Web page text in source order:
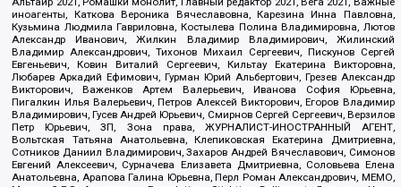
иноагенты, Каткова Вероника Вячеславовна, Карезина Инна Павловна,
Кузьмина Людмила Гавриловна, Костылева Полина Владимировна, Лютов
Александр Иванович, Жилкин Владимир Владимирович, Жилинский
Владимир Александрович, Тихонов Михаил Сергеевич, Пискунов Сергей
Евгеньевич, Ковин Виталий Сергеевич, Кильтау Екатерина Викторовна,
Любарев Аркадий Ефимович, Гурман Юрий Альбертович, Грезев Александр
Викторович, Важенков Артем Валерьевич, Иванова София Юрьевна,
Пигалкин Илья Валерьевич, Петров Алексей Викторович, Егоров Владимир
Владимирович, Гусев Андрей Юрьевич, Смирнов Сергей Сергеевич, Верзилов
Петр Юрьевич, ЗП, Зона права, ЖУРНАЛИСТ-ИНОСТРАННЫЙ АГЕНТ,
Вольтская Татьяна Анатольевна, Клепиковская Екатерина Дмитриевна,
Сотников Даниил Владимирович, Захаров Андрей Вячеславович, Симонов
Евгений Алексеевич, Сурначева Елизавета Дмитриевна, Соловьева Елена
Анатольевна, Арапова Галина Юрьевна, Перл Роман Александрович, МЕМО,